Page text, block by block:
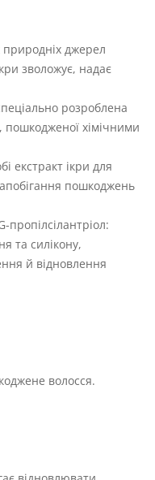
природніх джерел
зволожує, надає
розроблена
пошкодженої хімічними
екстракт ікри для
пошкоджень
пропілсілантріол:
та силікону,
й відновлення
волосся.